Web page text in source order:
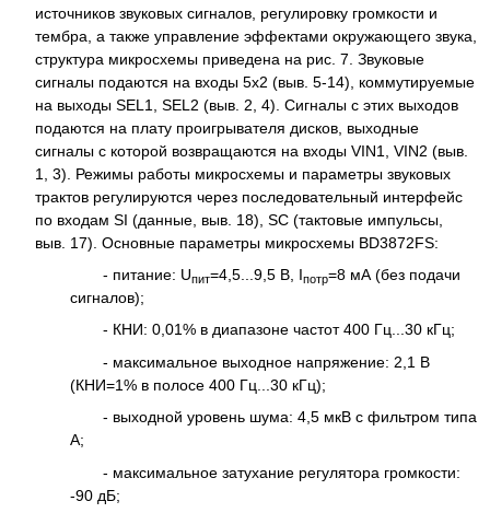
источников звуковых сигналов, регулировку громкости и
тембра, а также управление эффектами окружающего звука,
структура микросхемы приведена на рис. 7. Звуковые
сигналы подаются на входы 5x2 (выв. 5-14), коммутируемые
на выходы SEL1, SEL2 (выв. 2, 4). Сигналы с этих выходов
подаются на плату проигрывателя дисков, выходные
сигналы с которой возвращаются на входы VIN1, VIN2 (выв.
1, 3). Режимы работы микросхемы и параметры звуковых
трактов регулируются через последовательный интерфейс
по входам SI (данные, выв. 18), SC (тактовые импульсы,
выв. 17). Основные параметры микросхемы BD3872FS:
- питание: Uпит=4,5...9,5 В, Iпотр=8 мА (без подачи
сигналов);
- КНИ: 0,01% в диапазоне частот 400 Гц...30 кГц;
- максимальное выходное напряжение: 2,1 В
(КНИ=1% в полосе 400 Гц...30 кГц);
- выходной уровень шума: 4,5 мкВ с фильтром типа
А;
- максимальное затухание регулятора громкости:
-90 дБ;